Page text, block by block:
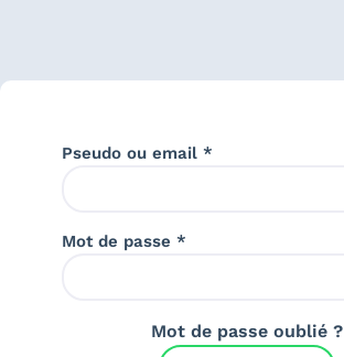
Pseudo ou email *
Mot de passe *
Mot de passe oublié ?